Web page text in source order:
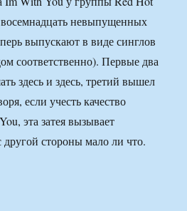
восемнадцать невыпущенных
выпускают в виде синглов
соответственно). Первые два
здесь и здесь, третий вышел
если учесть качество
эта затея вызывает
другой стороны мало ли что.